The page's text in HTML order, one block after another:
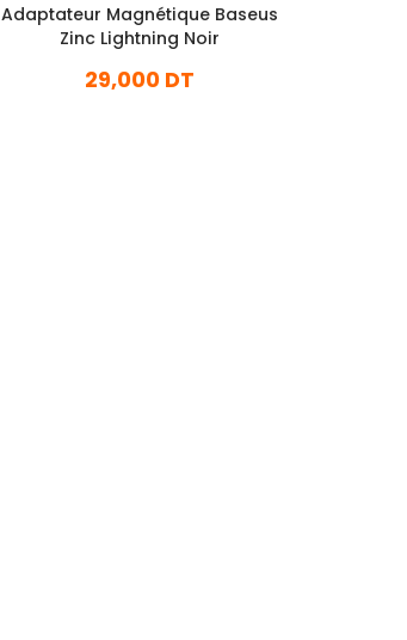
Adaptateur Magnétique Baseus
Zinc Lightning Noir
29,000 DT